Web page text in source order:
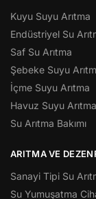
Kuyu Suyu Arıtma
Endüstriyel Su
Saf Su Arıtma
Şebeke Suyu
İçme Suyu Arıtma
Havuz Suyu Arıtma
Su Arıtma Bakımı
ARITMA VE
Sanayi Tipi Su
Su Yumuşatma